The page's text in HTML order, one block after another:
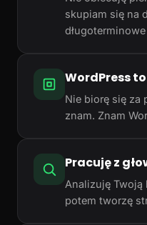
skupiam się na
WordPress
Nie biorę się za
znam. Znam
Pracuję z
Analizuję Twoją
potem tworzę